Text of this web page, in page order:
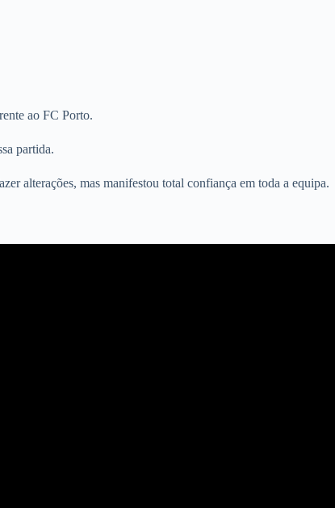
ao FC Porto.
partida.
alterações, mas manifestou total confiança em toda a equipa.